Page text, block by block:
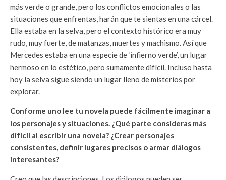
más verde o grande, pero los conflictos emocionales o las
situaciones que enfrentas, harán que te sientas en una cárcel.
Ella estaba en la selva, pero el contexto histórico era muy
rudo, muy fuerte, de matanzas, muertes y machismo. Así que
Mercedes estaba en una especie de ‘infierno verde’, un lugar
hermoso en lo estético, pero sumamente difícil. Incluso hasta
hoy la selva sigue siendo un lugar lleno de misterios por
explorar.
Conforme uno lee tu novela puede fácilmente imaginar a
los personajes y situaciones. ¿Qué parte consideras más
difícil al escribir una novela? ¿Crear personajes
consistentes, definir lugares precisos o armar diálogos
interesantes?